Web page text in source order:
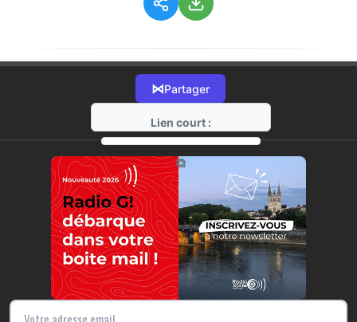
⋈Partager
Lien court :
https://radio-g.fr?13858
⧉